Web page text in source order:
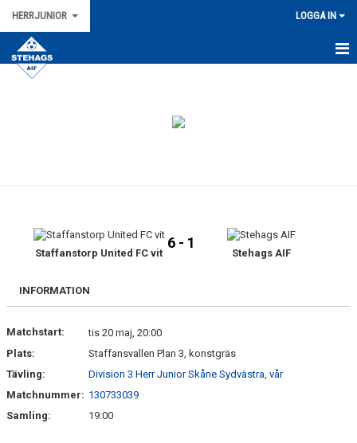
HERRJUNIOR LOGGA IN
HEM
BILDGALLERGI
DOKUMENT
MATCHER
Staffanstorp United FC vit
6 - 1
Stehags AIF
INFORMATION
Matchstart:
tis 20 maj, 20:00
Plats:
Staffansvallen Plan 3, konstgräs
Tävling:
Division 3 Herr Junior Skåne Sydvästra, vår
Matchnummer: 130733039
Samling:
19:00